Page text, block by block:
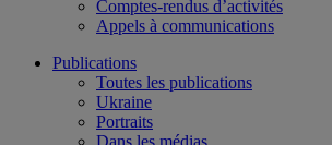
Comptes-rendus d’activités
Appels à communications
Publications
Toutes les publications
Ukraine
Portraits